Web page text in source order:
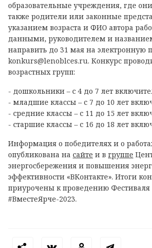
образовательные учреждения, где
также родители или законные
указанием возраста и ФИО автора
данными, руководителем и
направить до 31 мая на электронную
konkurs@lenoblces.ru. Конкурс
возрастных групп:
- дошкольники – с 4 до 7 лет
- младшие классы – с 7 до 10 лет
- средние классы – с 11 до 15 лет
- старшие классы – с 16 до 18 лет
Информация о победителях и о
опубликована на сайте и в группе
энергосбережения и повышения
эффективности «ВКонтакте». Итоги
приурочены к проведению Фестиваля
#ВместеЯрче-2023.